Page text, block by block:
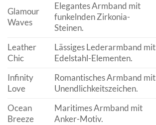
Glamour
Waves
Elegantes Armband mit
funkelnden Zirkonia-
Steinen.
Leather
Chic
Lässiges Lederarmband mit
Edelstahl-Elementen.
Infinity
Love
Romantisches Armband mit
Unendlichkeitszeichen.
Ocean
Breeze
Maritimes Armband mit
Anker-Motiv.